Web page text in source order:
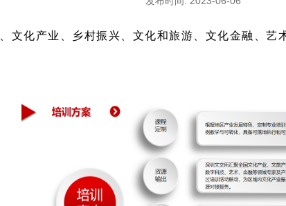
文化产业、乡村振兴、文化和旅游、文化金融、艺